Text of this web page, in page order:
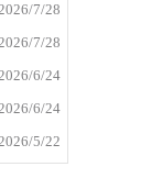
7/28
7/28
6/24
6/24
5/22